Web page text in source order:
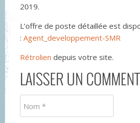
2019.
L’offre de poste détaillée est
: Agent_developpement-SMR
Rétrolien depuis votre site.
LAISSER UN